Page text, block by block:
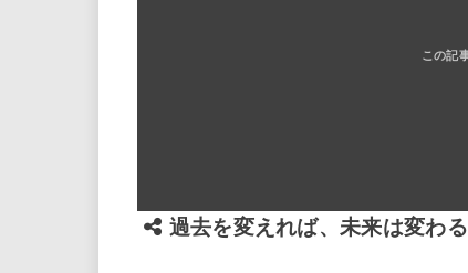
過去を変えれば、未来は変わる